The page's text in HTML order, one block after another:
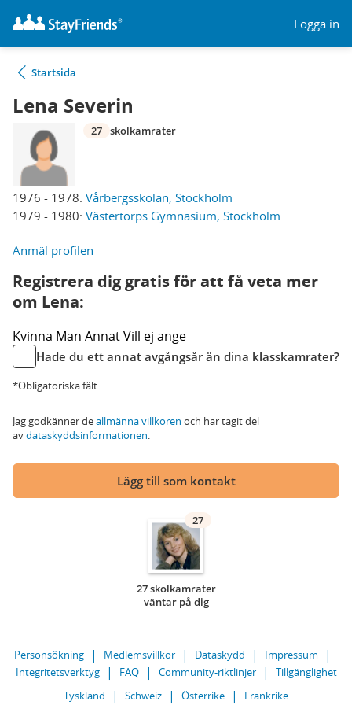
Logga in
Startsida
Lena Severin
1976 - 1978: Vårbergsskolan, Stockholm
1979 - 1980: Västertorps Gymnasium, Stockholm
27 skolkamrater
Anmäl profilen
Registrera dig gratis för att få veta mer
om Lena:
Kvinna Man AnnatVill ej ange
Hade du ett annat avgångsår än dina klasskamrater?
*Obligatoriska fält
Jag godkänner deallmänna villkoren och har tagit del
avdataskyddsinformationen.
Lägg till som kontakt
27
27 skolkamrater
väntar på dig
Personsökning Medlemsvillkor Dataskydd
Impressum
Integritetsverktyg
FAQ Community-riktlinjer
Tillgänglighet
Tyskland
Schweiz Österrike Frankrike